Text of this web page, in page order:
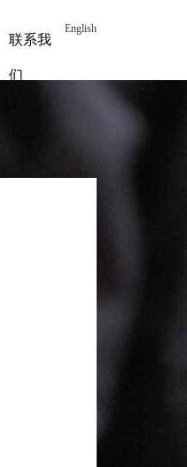
联系我
们
English